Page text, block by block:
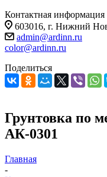
Контактная информация
603016, г. Нижний
admin@ardinn.ru
color@ardinn.ru
Поделиться
Грунтовка по
АК-0301
Главная
-